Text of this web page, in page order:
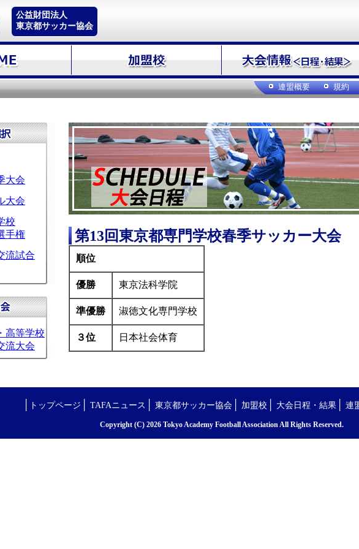
公益財団法人
東京都サッカー協会
連盟概要 規約
大会
大会
校
手権
流試合
高等学校
流大会
第13回東京都専門学校春季サッカー大会
順位
優勝 東京法科学院
準優勝 淑徳文化専門学校
３位 日本社会体育
トップページ TAFAニュース 東京都サッカー協会│ 加盟校 大会日程・結果│ 連
Copyright (C) 2026 Tokyo Academy Football Association All Rights Reserved.